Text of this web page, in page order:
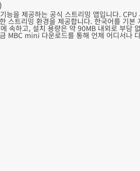
을 제공하는 공식 스트리밍 앱입니다. CPU
스트리밍 환경을 제공합니다. 한국어를 기본
속하고, 설치 용량은 약 90MB 내외로 부담
MBC mini 다운로드를 통해 언제 어디서나